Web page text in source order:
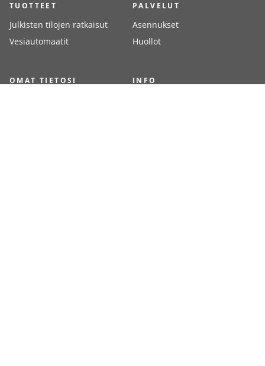
TUOTTEET
Julkisten tilojen ratkaisut
Vesiautomaatit
PALVELUT
Asennukset
Huollot
OMAT TIETOSI INFO